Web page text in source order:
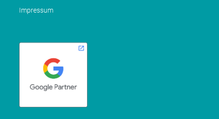
Impressum